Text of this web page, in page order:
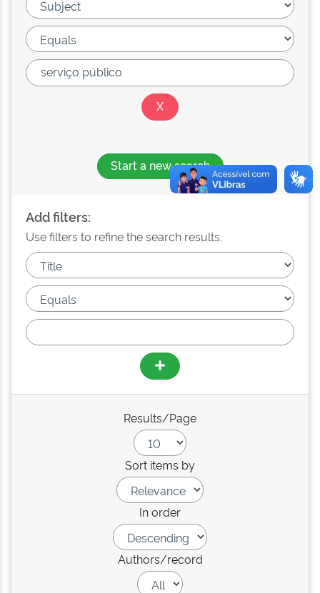
Start a new search
Add filters:
Use filters to refine the search results.
Results/Page
Sort items by
In order
Authors/record